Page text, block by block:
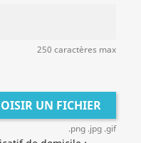
250 caractères max
UN FICHIER
.png .jpg .gif